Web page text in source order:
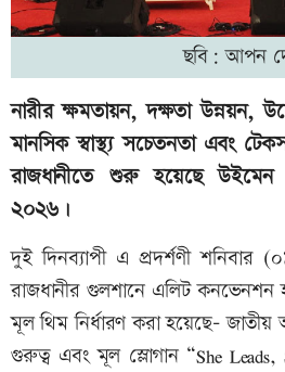
ছবি: আপন
নারীর ক্ষমতায়ন, দক্ষতা উন্নয়ন,
মানসিক স্বাস্থ্য সচেতনতা এবং
রাজধানীতে শুরু হয়েছে উইমেন
২০২৬।
দুই দিনব্যাপী এ প্রদর্শণী
রাজধানীর গুলশানে এলিট
মূল থিম নির্ধারণ করা হয়েছে- জাতীয়
গুরুত্ব এবং মূল স্লোগান “She